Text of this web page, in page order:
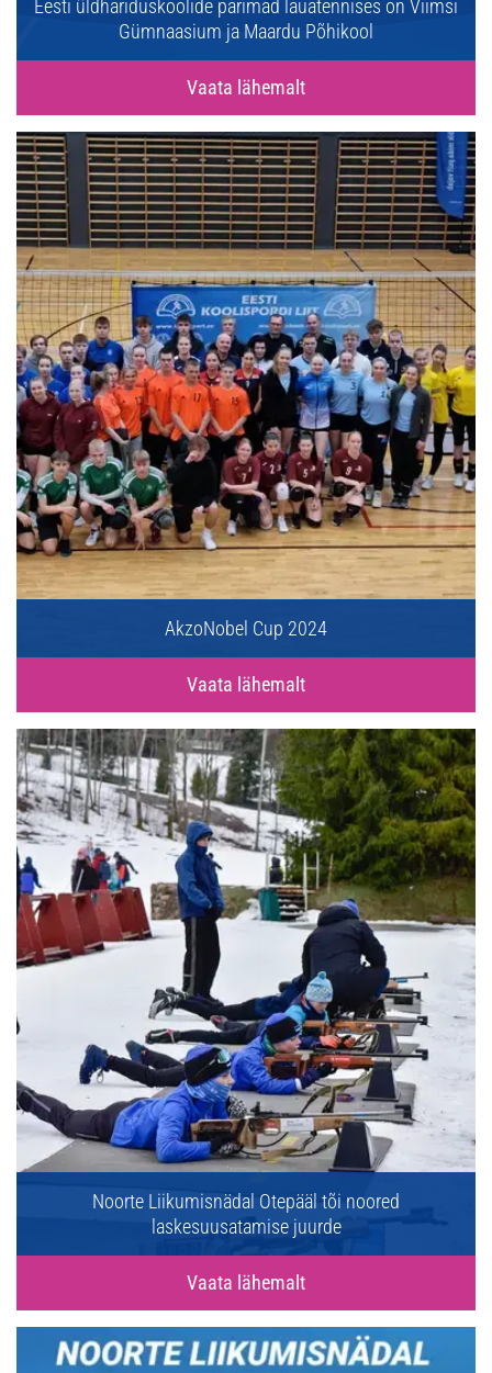
Eesti üldhariduskoolide parimad lauatennises on Viimsi
Gümnaasium ja Maardu Põhikool
Vaata lähemalt
AkzoNobel Cup 2024
Vaata lähemalt
Noorte Liikumisnädal Otepääl tõi noored
laskesuusatamise juurde
Vaata lähemalt